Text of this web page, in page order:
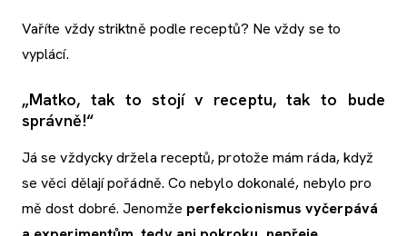
Vaříte vždy striktně podle receptů? Ne vždy se to
vyplácí.
„Matko, tak to stojí v receptu, tak to bude
správně!“
Já se vždycky držela receptů, protože mám ráda, když
se věci dělají pořádně. Co nebylo dokonalé, nebylo pro
mě dost dobré. Jenomže perfekcionismus vyčerpává